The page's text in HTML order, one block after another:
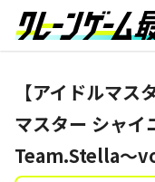
【アイドルマ
マスター シャイ
Team.Stella～